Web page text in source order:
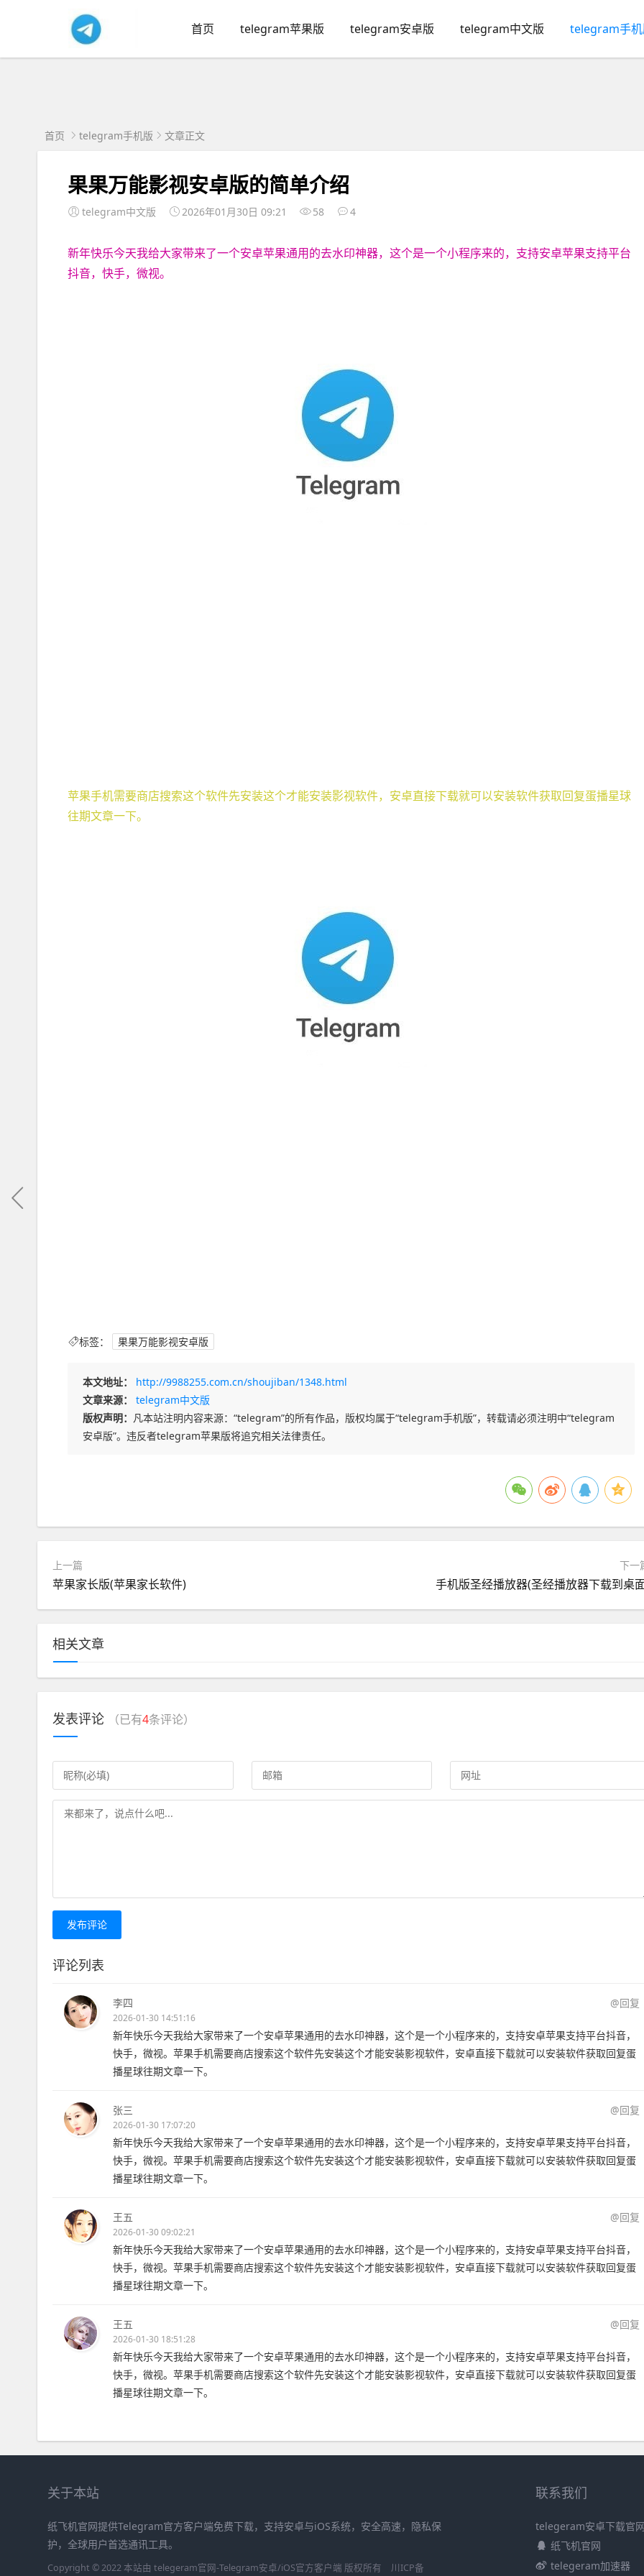
首页 telegram苹果版 telegram安卓版 telegram中文版 telegram手
首页 telegram手机版 文章正文
果果万能影视安卓版的简单介绍
telegram中文版 2026年01月30日 09:21 58 4
新年快乐今天我给大家带来了一个安卓苹果通用的去水印神器，这个是一个小程序来的，支持安卓苹果支持平台
抖音，快手，微视。
苹果手机需要商店搜索这个软件先安装这个才能安装影视软件，安卓直接下载就可以安装软件获取回复蛋播星球
往期文章一下。
标签： 果果万能影视安卓版
本文地址：
http://9988255.com.cn/shoujiban/1348.html
文章来源：
telegram中文版
版权声明： 凡本站注明内容来源：“telegram”的所有作品，版权均属于“telegram手机版”，转载请必须注明中“telegram
安卓版”。违反者telegram苹果版将追究相关法律责任。
上一篇
苹果家长版(苹果家长软件)
下一
手机版圣经播放器(圣经播放器下载到桌
相关文章
发表评论 （已有4条评论）
发布评论
评论列表
李四 @回复
2026-01-30 14:51:16
新年快乐今天我给大家带来了一个安卓苹果通用的去水印神器，这个是一个小程序来的，支持安卓苹果支持平台抖音，
快手，微视。苹果手机需要商店搜索这个软件先安装这个才能安装影视软件，安卓直接下载就可以安装软件获取回复蛋
播星球往期文章一下。
张三 @回复
2026-01-30 17:07:20
新年快乐今天我给大家带来了一个安卓苹果通用的去水印神器，这个是一个小程序来的，支持安卓苹果支持平台抖音，
快手，微视。苹果手机需要商店搜索这个软件先安装这个才能安装影视软件，安卓直接下载就可以安装软件获取回复蛋
播星球往期文章一下。
王五 @回复
2026-01-30 09:02:21
新年快乐今天我给大家带来了一个安卓苹果通用的去水印神器，这个是一个小程序来的，支持安卓苹果支持平台抖音，
快手，微视。苹果手机需要商店搜索这个软件先安装这个才能安装影视软件，安卓直接下载就可以安装软件获取回复蛋
播星球往期文章一下。
王五 @回复
2026-01-30 18:51:28
新年快乐今天我给大家带来了一个安卓苹果通用的去水印神器，这个是一个小程序来的，支持安卓苹果支持平台抖音，
快手，微视。苹果手机需要商店搜索这个软件先安装这个才能安装影视软件，安卓直接下载就可以安装软件获取回复蛋
播星球往期文章一下。
关于本站
纸飞机官网提供Telegram官方客户端免费下载，支持安卓与iOS系统，安全高速，隐私保
护，全球用户首选通讯工具。
Copyright © 2022 本站由 telegeram官网-Telegram安卓/iOS官方客户端 版权所有 川ICP备
联系我们
telegeram安卓下载官
纸飞机官网
telegeram加速器